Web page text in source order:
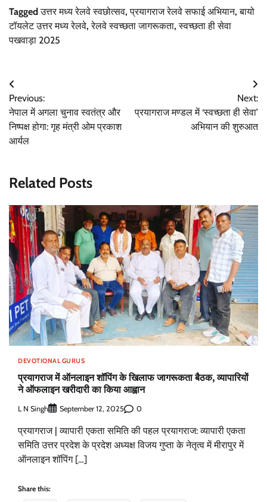
Taggedउत्तर मध्य रेलवे स्वछोत्सव,प्रयागराज रेलवे सफाई अभियान,बायो
टॉयलेट उत्तर मध्य रेलवे,रेलवे स्वच्छता जागरूकता,स्वच्छता ही सेवा
पखवाड़ा 2025
Post
navigation
Previous:
नेपाल में अगला चुनाव स्वतंत्र और
निष्पक्ष होगा: गृह मंत्री ओम प्रकाश
आर्यल
Next:
प्रयागराज मण्डल में ‘स्वच्छता ही सेवा’
अभियान की शुरुआत
Related Posts
DEVOTIONAL GURUS
प्रयागराज में ऑनलाइन शॉपिंग के खिलाफ जागरूकता बैठक, व्यापारियों
ने ऑफलाइन खरीदारी का किया आह्वान
L N Singh September 12, 2025 0
प्रयागराज | व्यापारी एकता समिति की पहल प्रयागराज: व्यापारी एकता
समिति उत्तर प्रदेश के प्रदेश अध्यक्ष विजय गुप्ता के नेतृत्व में मीरापुर में
ऑनलाइन शॉपिंग […]
Share this: